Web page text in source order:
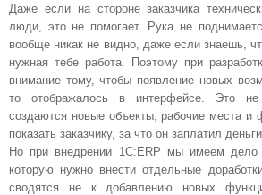
Даже если на стороне заказчика
люди, это не помогает. Рука не
вообще никак не видно, даже если знаешь,
нужная тебе работа. Поэтому при
внимание тому, чтобы появление новых
то отображалось в интерфейсе. Это
создаются новые объекты, рабочие места и
показать заказчику, за что он заплатил
Но при внедрении 1С: ERP мы имеем дело
которую нужно внести отдельные
сводятся не к добавлению новых